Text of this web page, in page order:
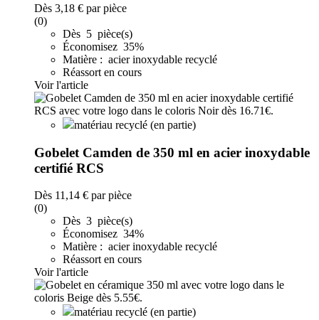
Dès 3,18 € par pièce
(0)
Dès 5 pièce(s)
Économisez 35%
Matière : acier inoxydable recyclé
Réassort en cours
Voir l'article
matériau recyclé (en partie)
Gobelet Camden de 350 ml en acier inoxydable
certifié RCS
Dès 11,14 € par pièce
(0)
Dès 3 pièce(s)
Économisez 34%
Matière : acier inoxydable recyclé
Réassort en cours
Voir l'article
matériau recyclé (en partie)